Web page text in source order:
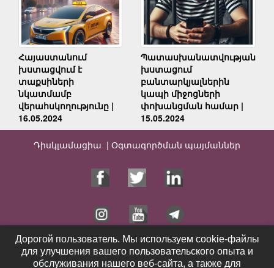
Հայաստանում
խստացվում է
տաքսիների
նկատմամբ
վերահսկողությունը |
16.05.2024
Պատասխանատվության
խստացում
բանտարկյալներին
կապի միջոցների
փոխանցման համար |
15.05.2024
Դիսկլամացիա | Օգտագործման պայմաններ
Գլխավոր
Ծառայություններ
Дорогой пользователь. Мы используем cookie-файлы
для улучшения вашего пользовательского опыта и
обслуживания нашего веб-сайта, а также для
Дорогой пользователь. Мы используем cookie-файлы
для улучшения вашего пользовательского опыта и
обслуживания нашего веб-сайта, а также для